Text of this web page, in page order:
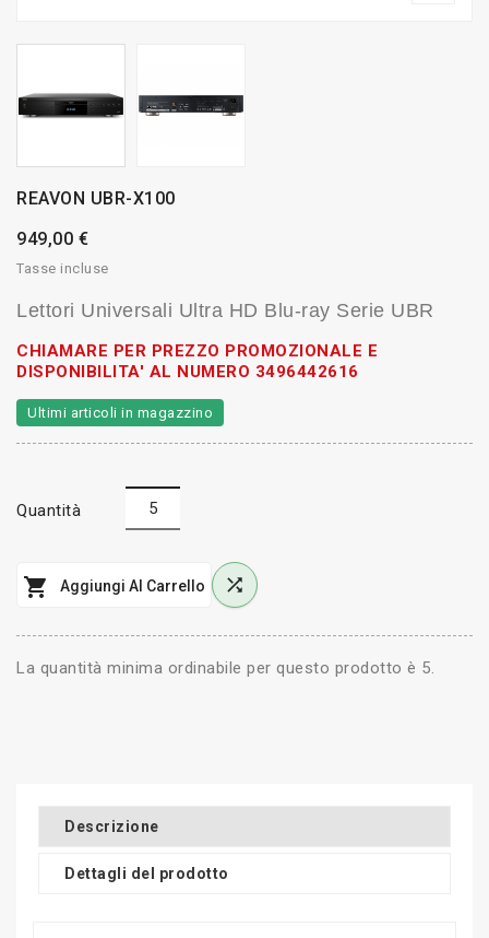
REAVON UBR-X100
949,00 €
Tasse incluse
Lettori Universali Ultra HD Blu-ray Serie UBR
CHIAMARE PER PREZZO PROMOZIONALE E
DISPONIBILITA' AL NUMERO 3496442616
Ultimi articoli in magazzino
Quantità
 Aggiungi Al Carrello 
La quantità minima ordinabile per questo prodotto è 5.
Descrizione
Dettagli del prodotto